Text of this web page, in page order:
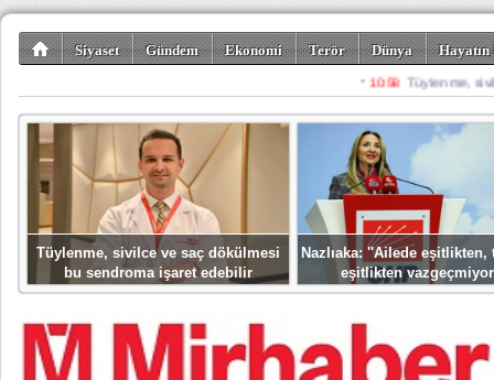
Siyaset Gündem Ekonomi Terör Dünya
Spor Misafir
Tüylenme, sivilce ve saç dökülmesi
bu sendroma işaret edebilir
Nazlıaka: ''Ailede eşitlikten,
eşitlikten